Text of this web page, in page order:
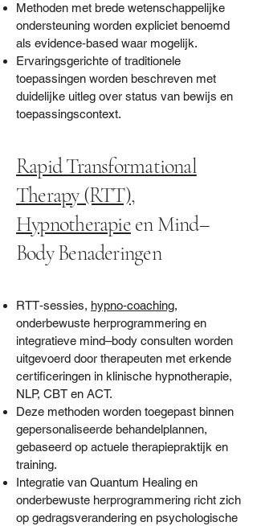
Methoden met brede wetenschappelijke
ondersteuning worden expliciet benoemd
als evidence‑based waar mogelijk.
Ervaringsgerichte of traditionele
toepassingen worden beschreven met
duidelijke uitleg over status van bewijs en
toepassingscontext.
Rapid Transformational
Therapy (RTT),
Hypnotherapieen Mind–
Body Benaderingen
RTT‑sessies, hypno‑coaching,
onderbewuste herprogrammering en
integratieve mind–body consulten worden
uitgevoerd door therapeuten met erkende
certificeringen in klinische hypnotherapie,
NLP, CBT en ACT.
Deze methoden worden toegepast binnen
gepersonaliseerde behandelplannen,
gebaseerd op actuele therapiepraktijk en
training.
Integratie van Quantum Healing en
onderbewuste herprogrammering richt zich
op gedragsverandering en psychologische